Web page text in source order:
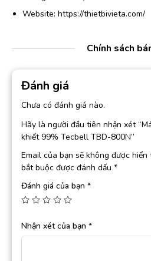
Website: https://thietbivieta.com/
Chính sách
Đánh giá
Chưa có đánh giá nào.
Hãy là người đầu tiên nhận xét
khiết 99% Tecbell TBD-800N”
Email của bạn sẽ không được hiển
bắt buộc được đánh dấu *
Đánh giá của bạn *
Nhận xét của bạn *